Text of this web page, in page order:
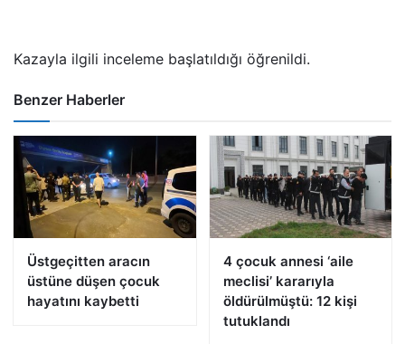
Kazayla ilgili inceleme başlatıldığı öğrenildi.
Benzer Haberler
Üstgeçitten aracın
üstüne düşen çocuk
hayatını kaybetti
4 çocuk annesi ‘aile
meclisi’ kararıyla
öldürülmüştü: 12 kişi
tutuklandı